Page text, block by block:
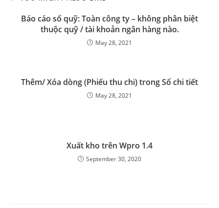
Báo cáo sổ quỹ: Toàn công ty – không phân biệt
thuộc quỹ / tài khoản ngân hàng nào.
May 28, 2021
Thêm/ Xóa dòng (Phiếu thu chi) trong Sổ chi tiết
May 28, 2021
Xuất kho trên Wpro 1.4
September 30, 2020